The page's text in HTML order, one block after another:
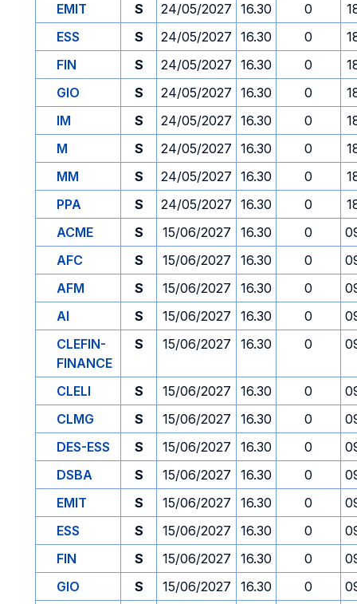
EMIT
S 24/05/2027 16.30 0
ESS
S 24/05/2027 16.30 0
FIN
S 24/05/2027 16.30 0
GIO
S 24/05/2027 16.30 0
IM
S 24/05/2027 16.30 0
M
S 24/05/2027 16.30 0
MM
S 24/05/2027 16.30 0
PPA
S 24/05/2027 16.30 0
ACME
S 15/06/2027 16.30 0
AFC
S 15/06/2027 16.30 0
AFM
S 15/06/2027 16.30 0
AI
S 15/06/2027 16.30 0
CLEFIN-
FINANCE
S 15/06/2027 16.30 0
CLELI S 15/06/2027 16.30 0
CLMG
S 15/06/2027 16.30 0
DES-ESS
S 15/06/2027 16.30 0
DSBA
S 15/06/2027 16.30 0
EMIT
S 15/06/2027 16.30 0
ESS
S 15/06/2027 16.30 0
FIN
S 15/06/2027 16.30 0
GIO
S 15/06/2027 16.30 0